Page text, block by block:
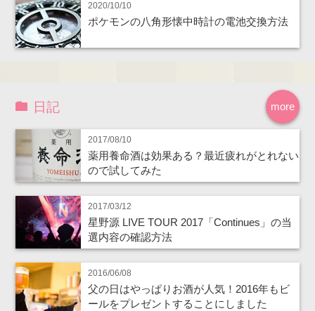
2020/10/10
ポケモンの八角形懐中時計の電池交換方法
more
日記
2017/08/10
薬用養命酒は効果ある？最近疲れがとれない
ので試してみた
2017/03/12
星野源 LIVE TOUR 2017「Continues」の当
選内容の確認方法
2016/06/08
父の日はやっぱりお酒が人気！2016年もビ
ールをプレゼントすることにしました